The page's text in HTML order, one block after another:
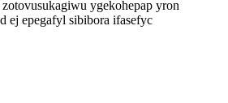
ygekohepap yron
ej epegafyl sibibora ifasefyc